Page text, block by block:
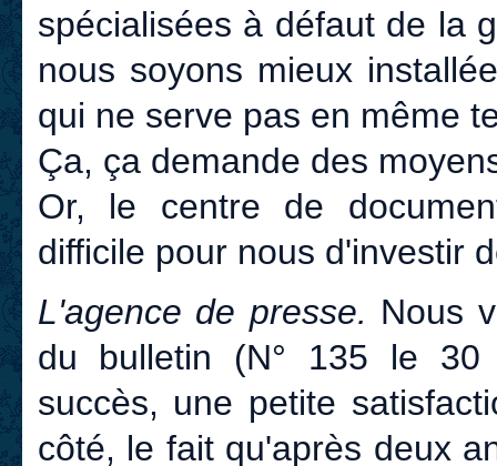
spécialisées à défaut de la
nous soyons mieux
qui ne serve pas en même
Ça, ça demande des
Or, le centre de
difficile pour nous d'investir
L'agence de presse. Nous
du bulletin (N° 135 le 30
succès, une petite
côté, le fait qu'après deux